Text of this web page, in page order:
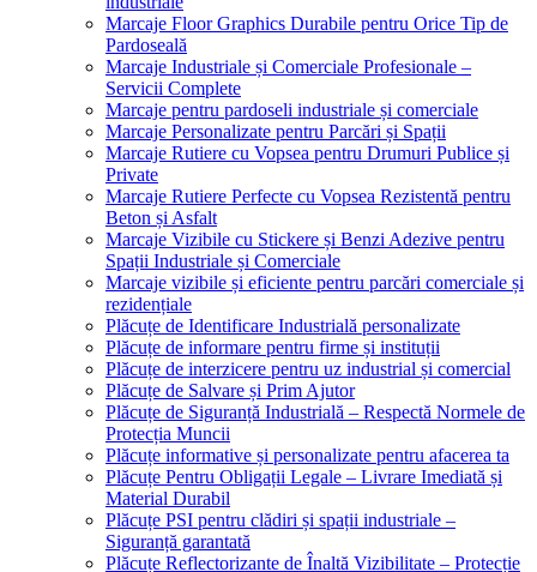
Marcaje Floor Graphics Durabile pentru Orice Tip de
Pardoseală
Marcaje Industriale și Comerciale Profesionale –
Servicii Complete
Marcaje pentru pardoseli industriale și comerciale
Marcaje Personalizate pentru Parcări și Spații
Marcaje Rutiere cu Vopsea pentru Drumuri Publice și
Private
Marcaje Rutiere Perfecte cu Vopsea Rezistentă pentru
Beton și Asfalt
Marcaje Vizibile cu Stickere și Benzi Adezive pentru
Spații Industriale și Comerciale
Marcaje vizibile și eficiente pentru parcări comerciale și
rezidențiale
Plăcuțe de Identificare Industrială personalizate
Plăcuțe de informare pentru firme și instituții
Plăcuțe de interzicere pentru uz industrial și comercial
Plăcuțe de Salvare și Prim Ajutor
Plăcuțe de Siguranță Industrială – Respectă Normele de
Protecția Muncii
Plăcuțe informative și personalizate pentru afacerea ta
Plăcuțe Pentru Obligații Legale – Livrare Imediată și
Material Durabil
Plăcuțe PSI pentru clădiri și spații industriale –
Siguranță garantată
Plăcuțe Reflectorizante de Înaltă Vizibilitate – Protecție